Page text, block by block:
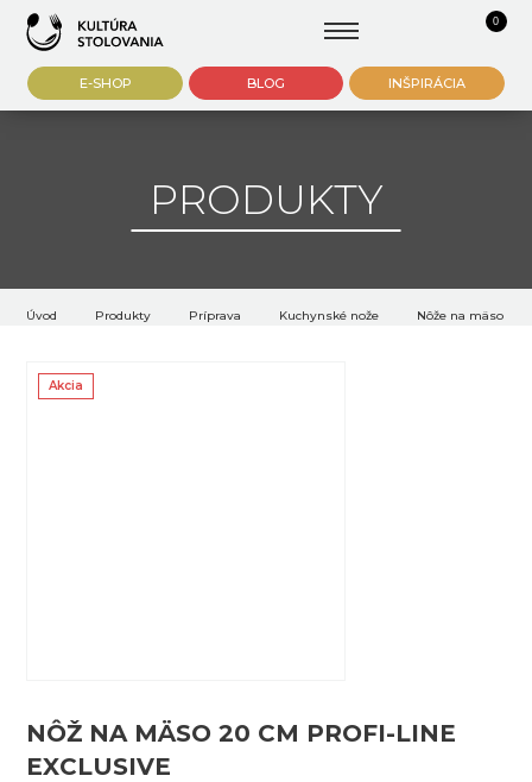
0
E-SHOP BLOG INŠPIRÁCIA
PRODUKTY
Úvod Produkty Príprava Kuchynské nože Nôže na mäso
Akcia
NÔŽ NA MÄSO 20 CM PROFI-LINE
EXCLUSIVE